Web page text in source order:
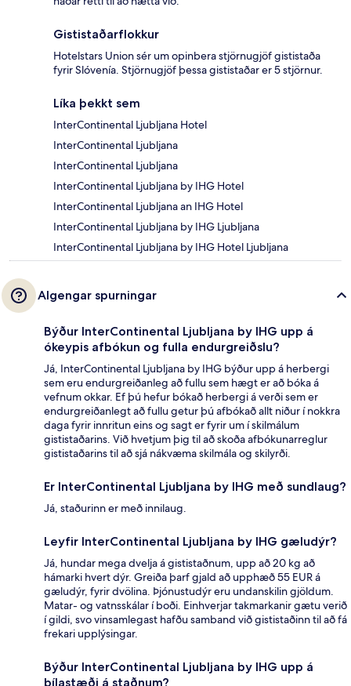
Gististaðarflokkur
Hotelstars Union sér um opinbera stjörnugjöf gististaða
fyrir Slóvenía. Stjörnugjöf þessa gististaðar er 5 stjörnur.
Líka þekkt sem
InterContinental Ljubljana Hotel
InterContinental Ljubljana
InterContinental Ljubljana
InterContinental Ljubljana by IHG Hotel
InterContinental Ljubljana an IHG Hotel
InterContinental Ljubljana by IHG Ljubljana
InterContinental Ljubljana by IHG Hotel Ljubljana
Algengar spurningar
Býður InterContinental Ljubljana by IHG upp á
ókeypis afbókun og fulla endurgreiðslu?
Já, InterContinental Ljubljana by IHG býður upp á herbergi
sem eru endurgreiðanleg að fullu sem hægt er að bóka á
vefnum okkar. Ef þú hefur bókað herbergi á verði sem er
endurgreiðanlegt að fullu getur þú afbókað allt niður í nokkra
daga fyrir innritun eins og sagt er fyrir um í skilmálum
gististaðarins. Við hvetjum þig til að skoða afbókunarreglur
gististaðarins til að sjá nákvæma skilmála og skilyrði.
Er InterContinental Ljubljana by IHG með sundlaug?
Já, staðurinn er með innilaug.
Leyfir InterContinental Ljubljana by IHG gæludýr?
Já, hundar mega dvelja á gististaðnum, upp að 20 kg að
hámarki hvert dýr. Greiða þarf gjald að upphæð 55 EUR á
gæludýr, fyrir dvölina. Þjónustudýr eru undanskilin gjöldum.
Matar- og vatnsskálar í boði. Einhverjar takmarkanir gætu verið
í gildi, svo vinsamlegast hafðu samband við gististaðinn til að fá
frekari upplýsingar.
Býður InterContinental Ljubljana by IHG upp á
bílastæði á staðnum?